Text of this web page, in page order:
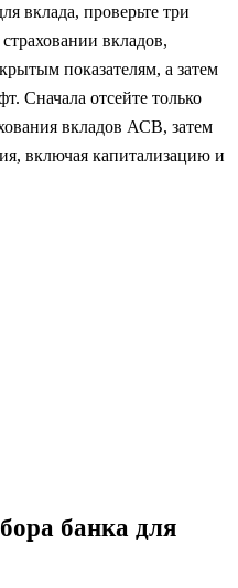
вклада, проверьте три
вкладов,
показателям, а затем
Сначала отсейте только
вкладов АСВ, затем
включая капитализацию и
банка для